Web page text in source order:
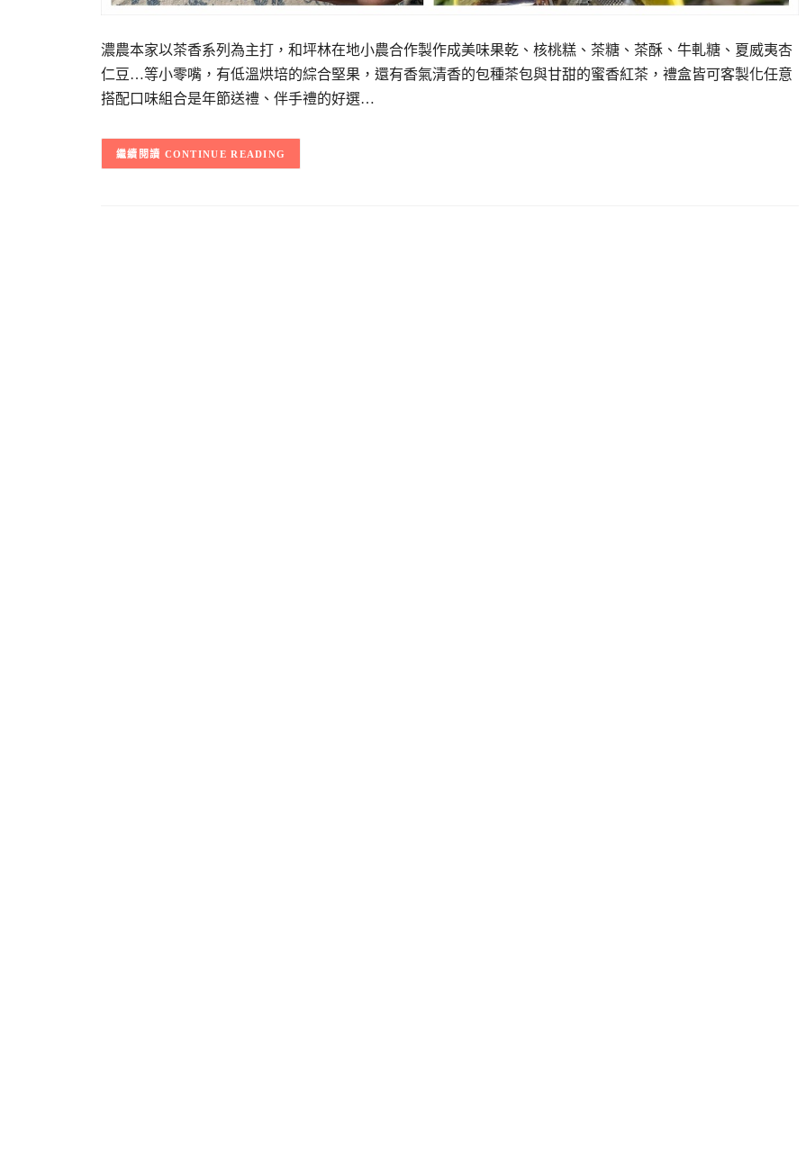
濃農本家以茶香系列為主打，和坪林在地小農合作製作成美味果乾、核桃糕、茶糖、茶酥、牛軋糖、夏威夷杏
仁豆…等小零嘴，有低溫烘培的綜合堅果，還有香氣清香的包種茶包與甘甜的蜜香紅茶，禮盒皆可客製化任意
搭配口味組合是年節送禮、伴手禮的好選…
CONTINUE READING